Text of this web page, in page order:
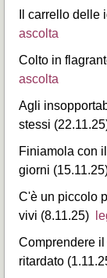
Il carrello
ascolta
Colto in
ascolta
Agli
stessi
Finiamola con
giorni
C'è un piccolo
vivi (8.11.25)
Comprendere
ritardato